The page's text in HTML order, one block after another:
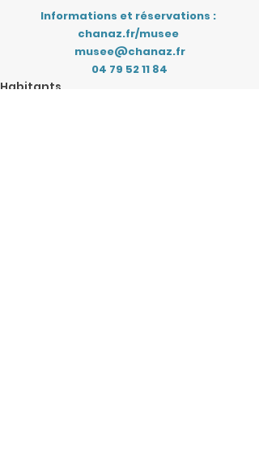
Informations et réservations :
chanaz.fr/musee
musee@chanaz.fr
04 79 52 11 84
Habitants